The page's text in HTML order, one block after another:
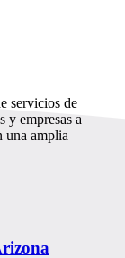
servicios de
y empresas a
una amplia